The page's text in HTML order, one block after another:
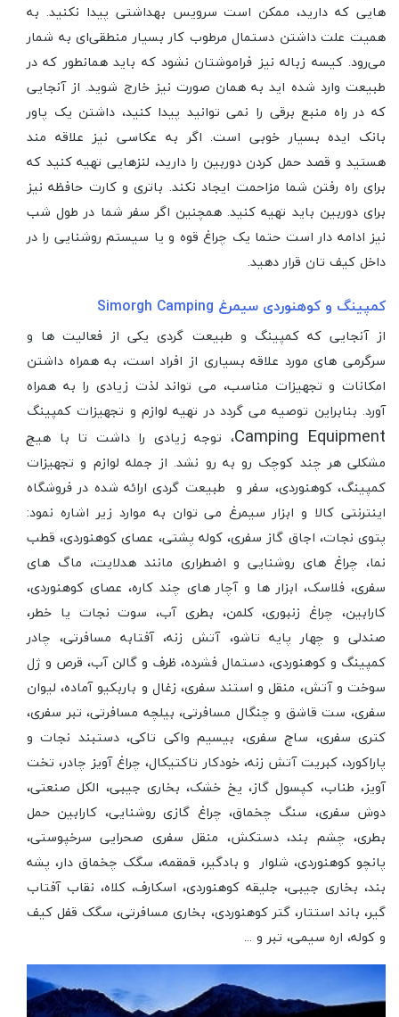
هایی که دارید، ممکن است سرویس بهداشتی پیدا نکنید. به
همیت علت داشتن دستمال مرطوب کار بسیار منطقی‌ای به شمار
می‌رود. کیسه زباله نیز فراموشتان نشود که باید همانطور که در
طبیعت وارد شده اید به همان صورت نیز خارج شوید. از آنجایی
که در راه منبع برقی را نمی توانید پیدا کنید، داشتن یک پاور
بانک ایده بسیار خوبی است. اگر به عکاسی نیز علاقه مند
هستید و قصد حمل کردن دوربین را دارید، لنزهایی تهیه کنید که
برای راه رفتن شما مزاحمت ایجاد نکند. باتری و کارت حافظه نیز
برای دوربین باید تهیه کنید. همچنین اگر سفر شما در طول شب
نیز ادامه دار است حتما یک چراغ قوه و یا سیستم روشنایی را در
داخل کیف تان قرار دهید.
کمپینگ و کوهنوردی سیمرغ Simorgh Camping
از آنجایی که کمپینگ و طبیعت گردی یکی از فعالیت ها و
سرگرمی های مورد علاقه بسیاری از افراد است، به همراه داشتن
امکانات و تجهیزات مناسب، می تواند لذت زیادی را به همراه
آورد. بنابراین توصیه می گردد در تهیه لوازم و تجهیزات کمپینگ
Camping Equipment، توجه زیادی را داشت تا با هیچ
مشکلی هر چند کوچک رو به رو نشد. از جمله لوازم و تجهیزات
کمپینگ، کوهنوردی، سفر و طبیعت گردی ارائه شده در فروشگاه
اینترنتی کالا و ابزار سیمرغ می توان به موارد زیر اشاره نمود:
پتوی نجات، اجاق گاز سفری، کوله پشتی، عصای کوهنوردی، قطب
نما، چراغ های روشنایی و اضطراری مانند هدلایت، ماگ های
سفری، فلاسک، ابزار ها و آچار های چند کاره، عصای کوهنوردی،
کارابین، چراغ زنبوری، کلمن، بطری آب، سوت نجات یا خطر،
صندلی و چهار پایه تاشو، آتش زنه، آفتابه مسافرتی، چادر
کمپینگ و کوهنوردی، دستمال فشرده، ظرف و گالن آب، قرص و ژل
سوخت و آتش، منقل و استند سفری، زغال و باربکیو آماده، لیوان
سفری، ست قاشق و چنگال مسافرتی، بیلچه مسافرتی، تبر سفری،
کتری سفری، ساچ سفری، بیسیم واکی تاکی، دستبند نجات و
پاراکورد، کبریت آتش زنه، خودکار تاکتیکال، چراغ آویز چادر، تخت
آویز، طناب، کپسول گاز، یخ خشک، بخاری جیبی، الکل صنعتی،
دوش سفری، سنگ چخماق، چراغ گازی روشنایی، کارابین حمل
بطری، چشم بند، دستکش، منقل سفری صحرایی سرخپوستی،
پانچو کوهنوردی، شلوار و بادگیر، قمقمه، سگک چخماق دار، پشه
بند، بخاری جیبی، جلیقه کوهنوردی، اسکارف، کلاه، نقاب آفتاب
گیر، باند استتار، گتر کوهنوردی، بخاری مسافرتی، سگک قفل کیف
و کوله، اره سیمی، تبر و ...